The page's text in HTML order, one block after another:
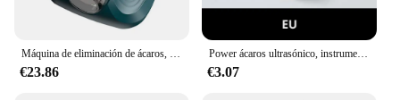
Features:
**Efficient Pest Control Solution**
Máquina de eliminación de ácaros, potente succión de 10KPa, eliminador de ácaros inalámbrico, recargable por USB, eliminador de ácaros de mano para limpieza de cama
€23.86
Power ácaros ultrasónico, instrumento antipolvo, aspirador inalámbrico, fuerte succión, removedor de ácaros, multiusos
€3.07